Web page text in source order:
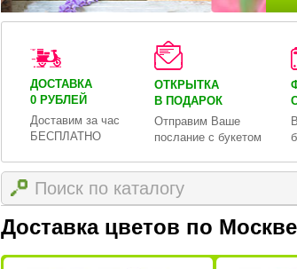
ДОСТАВКА
0 РУБЛЕЙ
Доставим за час
БЕСПЛАТНО
ОТКРЫТКА
В ПОДАРОК
Отправим Ваше
послание с букетом
Доставка цветов по Москве